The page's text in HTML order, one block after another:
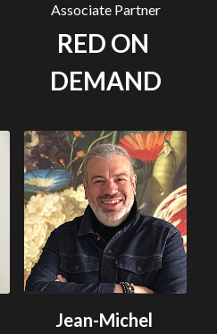
Associate Partner
RED ON
DEMAND
Jean-Michel